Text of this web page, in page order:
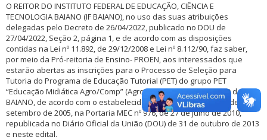
O REITOR DO INSTITUTO FEDERAL DE EDUCAÇÃO, CIÊNCIA E
TECNOLOGIA BAIANO (IF BAIANO), no uso das suas atribuições
delegadas pelo Decreto de 26/04/2022, publicado no DOU de
27/04/2022, Seção 2, página 1, e de acordo com as disposições
contidas na Lei nº 11.892, de 29/12/2008 e Lei nº 8.112/90, faz saber,
por meio da Pró-reitoria de Ensino- PROEN, aos interessados que
estarão abertas as inscrições para o Processo de Seleção para
Tutoria do Programa de Educação Tutorial (PET) do grupo PET
“Educação Midiática Agro/Comp” (Agroecologia e Computação) do IF
BAIANO, de acordo com o estabelecido na com a Lei nº 11.180, de 23 de
setembro de 2005, na Portaria MEC nº 976, de 27 de julho de 2010,
republicada no Diário Oficial da União (DOU) de 31 de outubro de 2013
e neste edital.